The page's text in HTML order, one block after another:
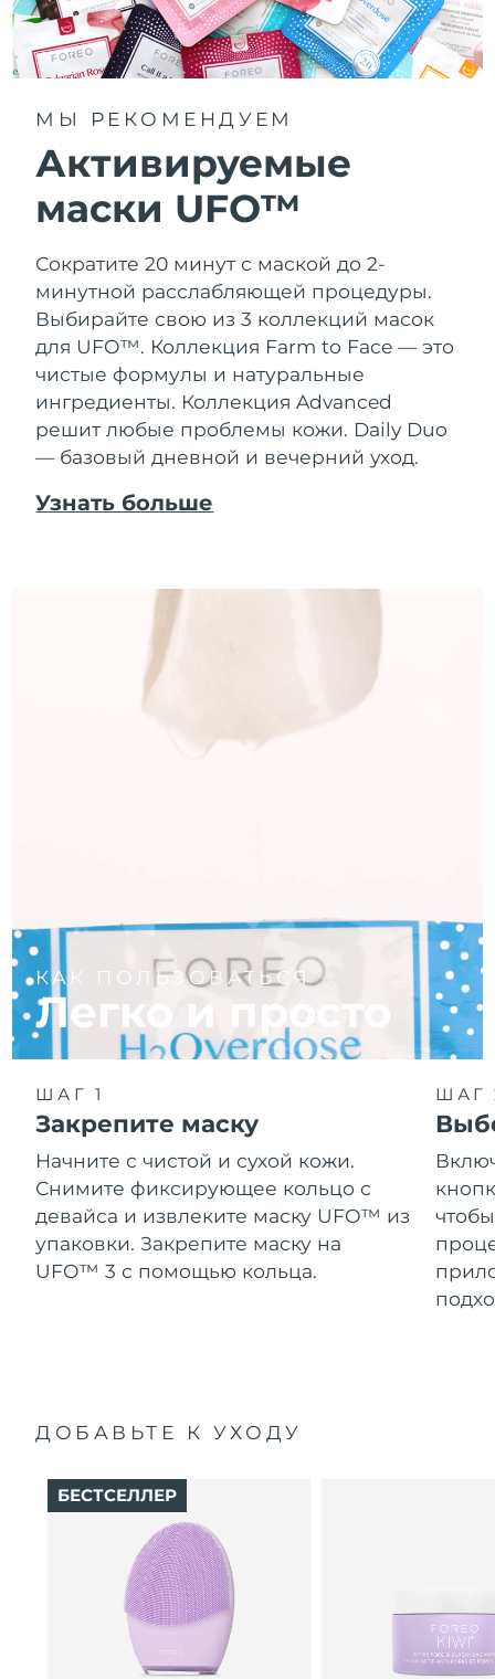
МЫ РЕКОМЕНДУЕМ
Активируемые
маски UFO™
Сократите 20 минут с маской до 2-
минутной расслабляющей процедуры.
Выбирайте свою из 3 коллекций масок
для UFO™. Коллекция Farm to Face — это
чистые формулы и натуральные
ингредиенты. Коллекция Advanced
решит любые проблемы кожи. Daily Duo
— базовый дневной и вечерний уход.
Узнать больше
КАК ПОЛЬЗОВАТЬСЯ
Легко и просто
ШАГ 1
Закрепите маску
Начните с чистой и сухой кожи.
Снимите фиксирующее кольцо с
девайса и извлеките маску UFO™ из
упаковки. Закрепите маску на
UFO™ 3 с помощью кольца.
ШАГ
ДОБАВЬТЕ К УХОДУ
БЕСТСЕЛЛЕР